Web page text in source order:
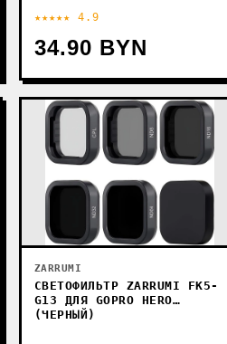
★★★★★ 4.9
34.90 BYN
ZARRUMI
СВЕТОФИЛЬТР ZARRUMI FK5-
G13 ДЛЯ GOPRO HERO
(ЧЕРНЫЙ)